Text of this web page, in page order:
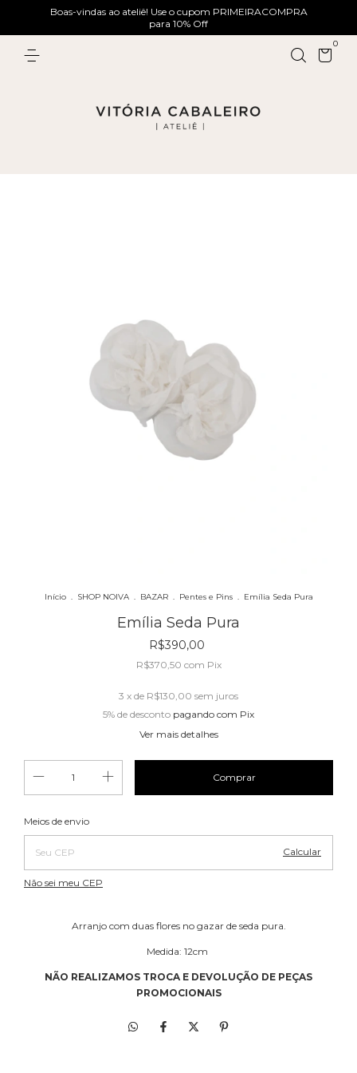
Boas-vindas ao ateliê! Use o cupom PRIMEIRACOMPRA
para 10% Off
0
Início SHOP NOIVA BAZAR Pentes e Pins Emília Seda Pura
Emília Seda Pura
R$390,00
R$370,50 com Pix
3 x de R$130,00 sem juros
5% de desconto pagando com Pix
Ver mais detalhes
Entregas para o CEP:
Meios de envio
Calcular
Não sei meu CEP
Arranjo com duas flores no gazar de seda pura.
Medida: 12cm
NÃO REALIZAMOS TROCA E DEVOLUÇÃO DE PEÇAS
PROMOCIONAIS